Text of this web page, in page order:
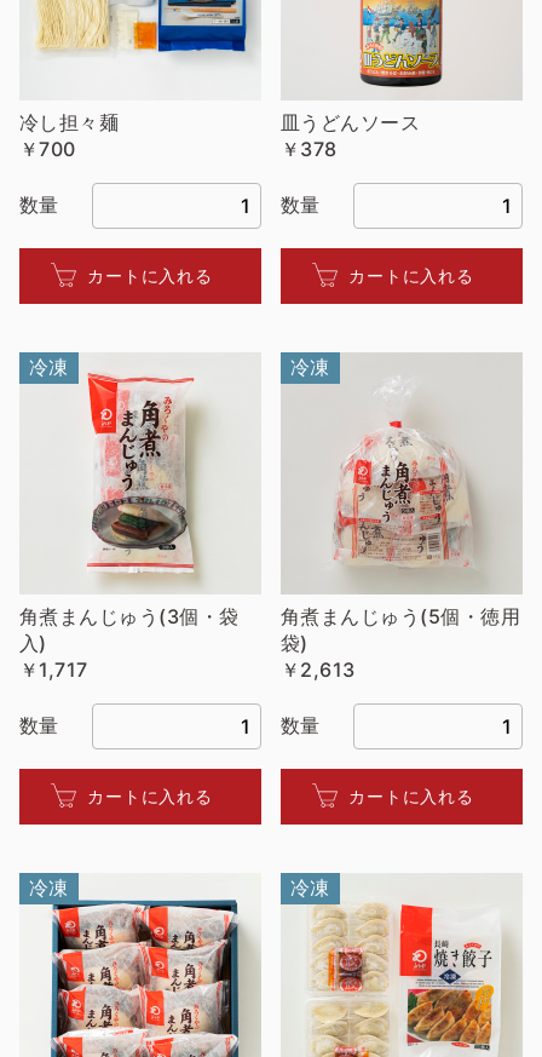
冷し担々麺
￥700
数量
カートに入れる
皿うどんソース
￥378
数量
カートに入れる
冷凍
角煮まんじゅう(3個・袋
入)
￥1,717
数量
カートに入れる
冷凍
角煮まんじゅう(5個・徳用
袋)
￥2,613
数量
カートに入れる
冷凍 冷凍